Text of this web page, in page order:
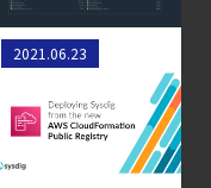
効率化を実現するSysdig
新しいAWS
Public Registryから
Sysdigをデプロイす
2021.06.23